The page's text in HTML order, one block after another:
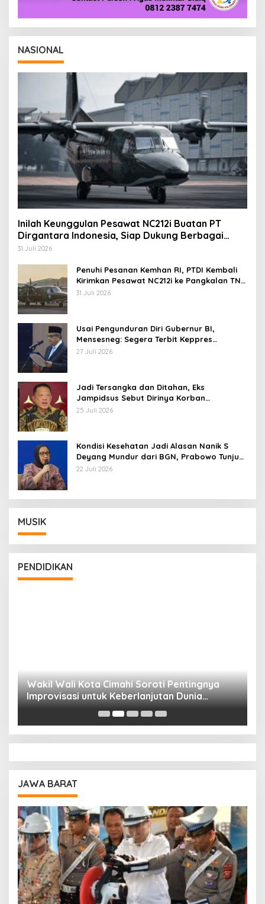
NASIONAL
Inilah Keunggulan Pesawat NC212i Buatan PT
Dirgantara Indonesia, Siap Dukung Berbagai
Operasi TNI
31 Juli 2026
Penuhi Pesanan Kemhan RI, PTDI Kembali
Kirimkan Pesawat NC212i ke Pangkalan TNI
AU
31 Juli 2026
Usai Pengunduran Diri Gubernur BI,
Mensesneg: Segera Terbit Keppres
Pemberhentian dengan Hormat
27 Juli 2026
Jadi Tersangka dan Ditahan, Eks
Jampidsus Sebut Dirinya Korban
Kriminalisasi
25 Juli 2026
Kondisi Kesehatan Jadi Alasan Nanik S
Deyang Mundur dari BGN, Prabowo Tunjuk
Wamentan Sudaryono
22 Juli 2026
MUSIK
PENDIDIKAN
Wakil Wali Kota Cimahi Soroti Pentingnya
Improvisasi untuk Keberlanjutan Dunia
Pendidikan
JAWA BARAT